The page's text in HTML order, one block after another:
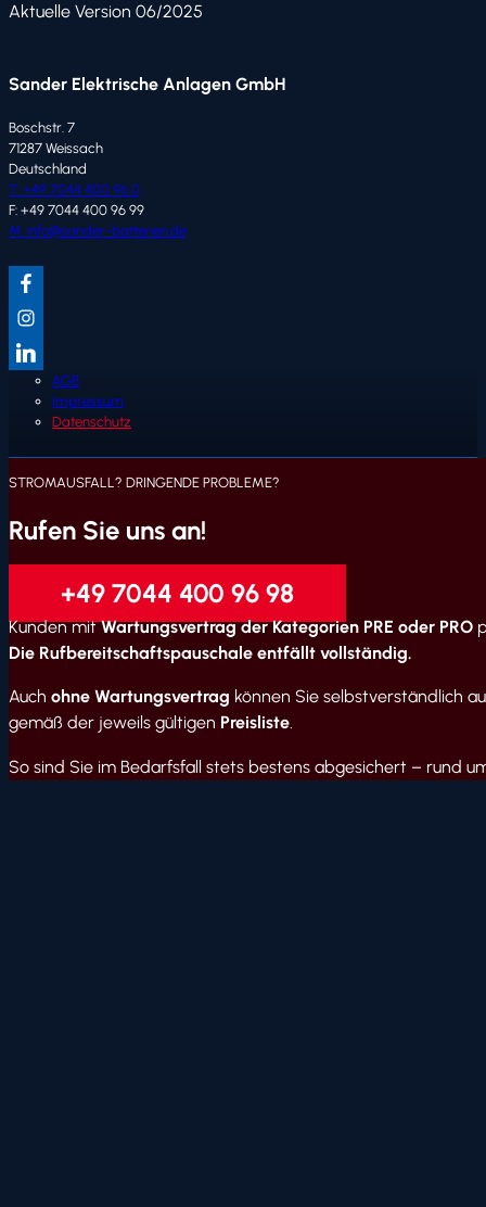
Aktuelle Version 06/2025
Sander Elektrische Anlagen GmbH
Boschstr. 7
71287 Weissach
Deutschland
T: +49 7044 400 96 0
F: +49 7044 400 96 99
M: info@sander-batterien.de
AGB
Impressum
Datenschutz
Rufen Sie uns an!
STROMAUSFALL? DRINGENDE PROBLEME?
+49 7044 400 96 98
Kunden mitWartungsvertrag der Kategorien PRE oder PRO
Die Rufbereitschaftspauschale entfällt vollständig.
Auch ohne Wartungsvertrag können Sie selbstverständlich
gemäß der jeweils gültigen Preisliste.
So sind Sie im Bedarfsfall stets bestens abgesichert – rund